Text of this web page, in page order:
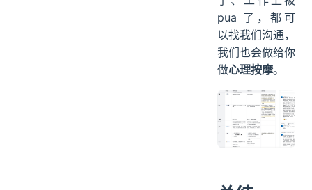
周报提出，我们
会针对你的困难
做出答复，除了
技术问题解答之
外，情绪上开始
焦虑、emo
了、工作上被
pua 了，都可
以找我们沟通，
做 心理按摩